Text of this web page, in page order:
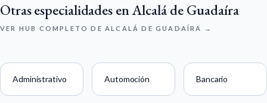
Otras especialidades en Alcalá de Guadaíra
VER HUB COMPLETO DE ALCALÁ DE GUADAÍRA →
Administrativo Automoción Bancario